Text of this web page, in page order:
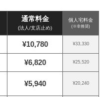
通常料金
(法人/支店止め)
個人宅料金
(※非推奨)
¥10,780 ¥33,330
¥6,820 ¥25,520
¥5,940 ¥20,240